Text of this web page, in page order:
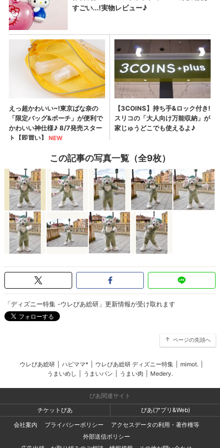
この記事の写真一覧（全9枚）
「ディズニー特集 -ウレぴあ総研」更新情報が受け取れます
ページの先頭へ
ウレぴあ総研 ハピママ* ウレぴあ総研 ディズニー特集 mimot.
うまいめし
うまいパン うまい肉 Medery.
ぴあ関連サイト
チケットぴあ
ぴあ(アプリ&Web)
会社案内
プライバシーポリシー
アクセスデータの利用・著作権等
外部送信ポリシー